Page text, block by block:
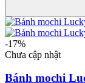
-17%
Chưa cập nhật
Bánh mochi